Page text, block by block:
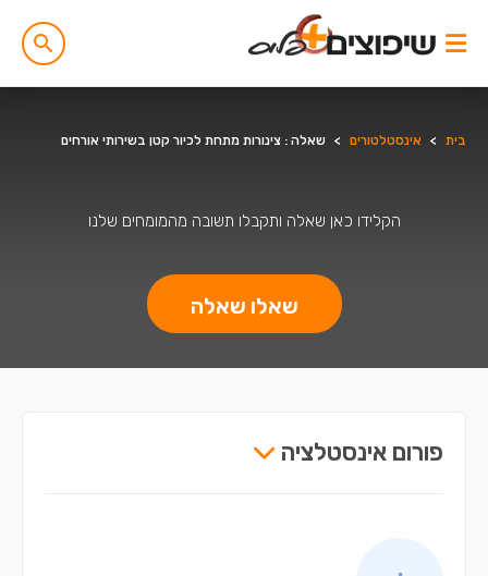
בית > אינסטלטורים > שאלה : צינורות מתחת לכיור קטן בשירותי אורחים
הקלידו כאן שאלה ותקבלו תשובה מהמומחים שלנו
שאלו שאלה
פורום אינסטלציה